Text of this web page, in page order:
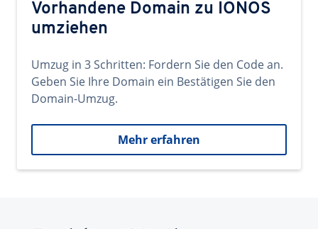
Vorhandene Domain zu IONOS
umziehen
Umzug in 3 Schritten: Fordern Sie den Code an.
Geben Sie Ihre Domain ein Bestätigen Sie den
Domain-Umzug.
Mehr erfahren